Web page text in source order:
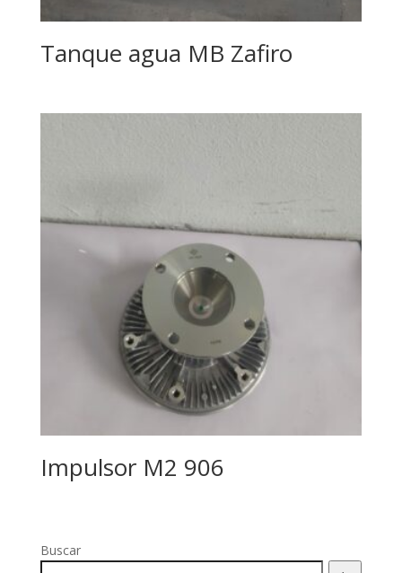
Tanque agua MB Zafiro
Impulsor M2 906
Buscar